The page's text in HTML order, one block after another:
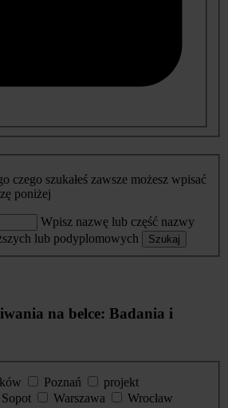
czego szukałeś zawsze możesz wpisać
poniżej
Wpisz nazwę lub część nazwy
lub podyplomowych
Szukaj
na belce: Badania i
Poznań
projekt
Sopot Warszawa
Wrocław